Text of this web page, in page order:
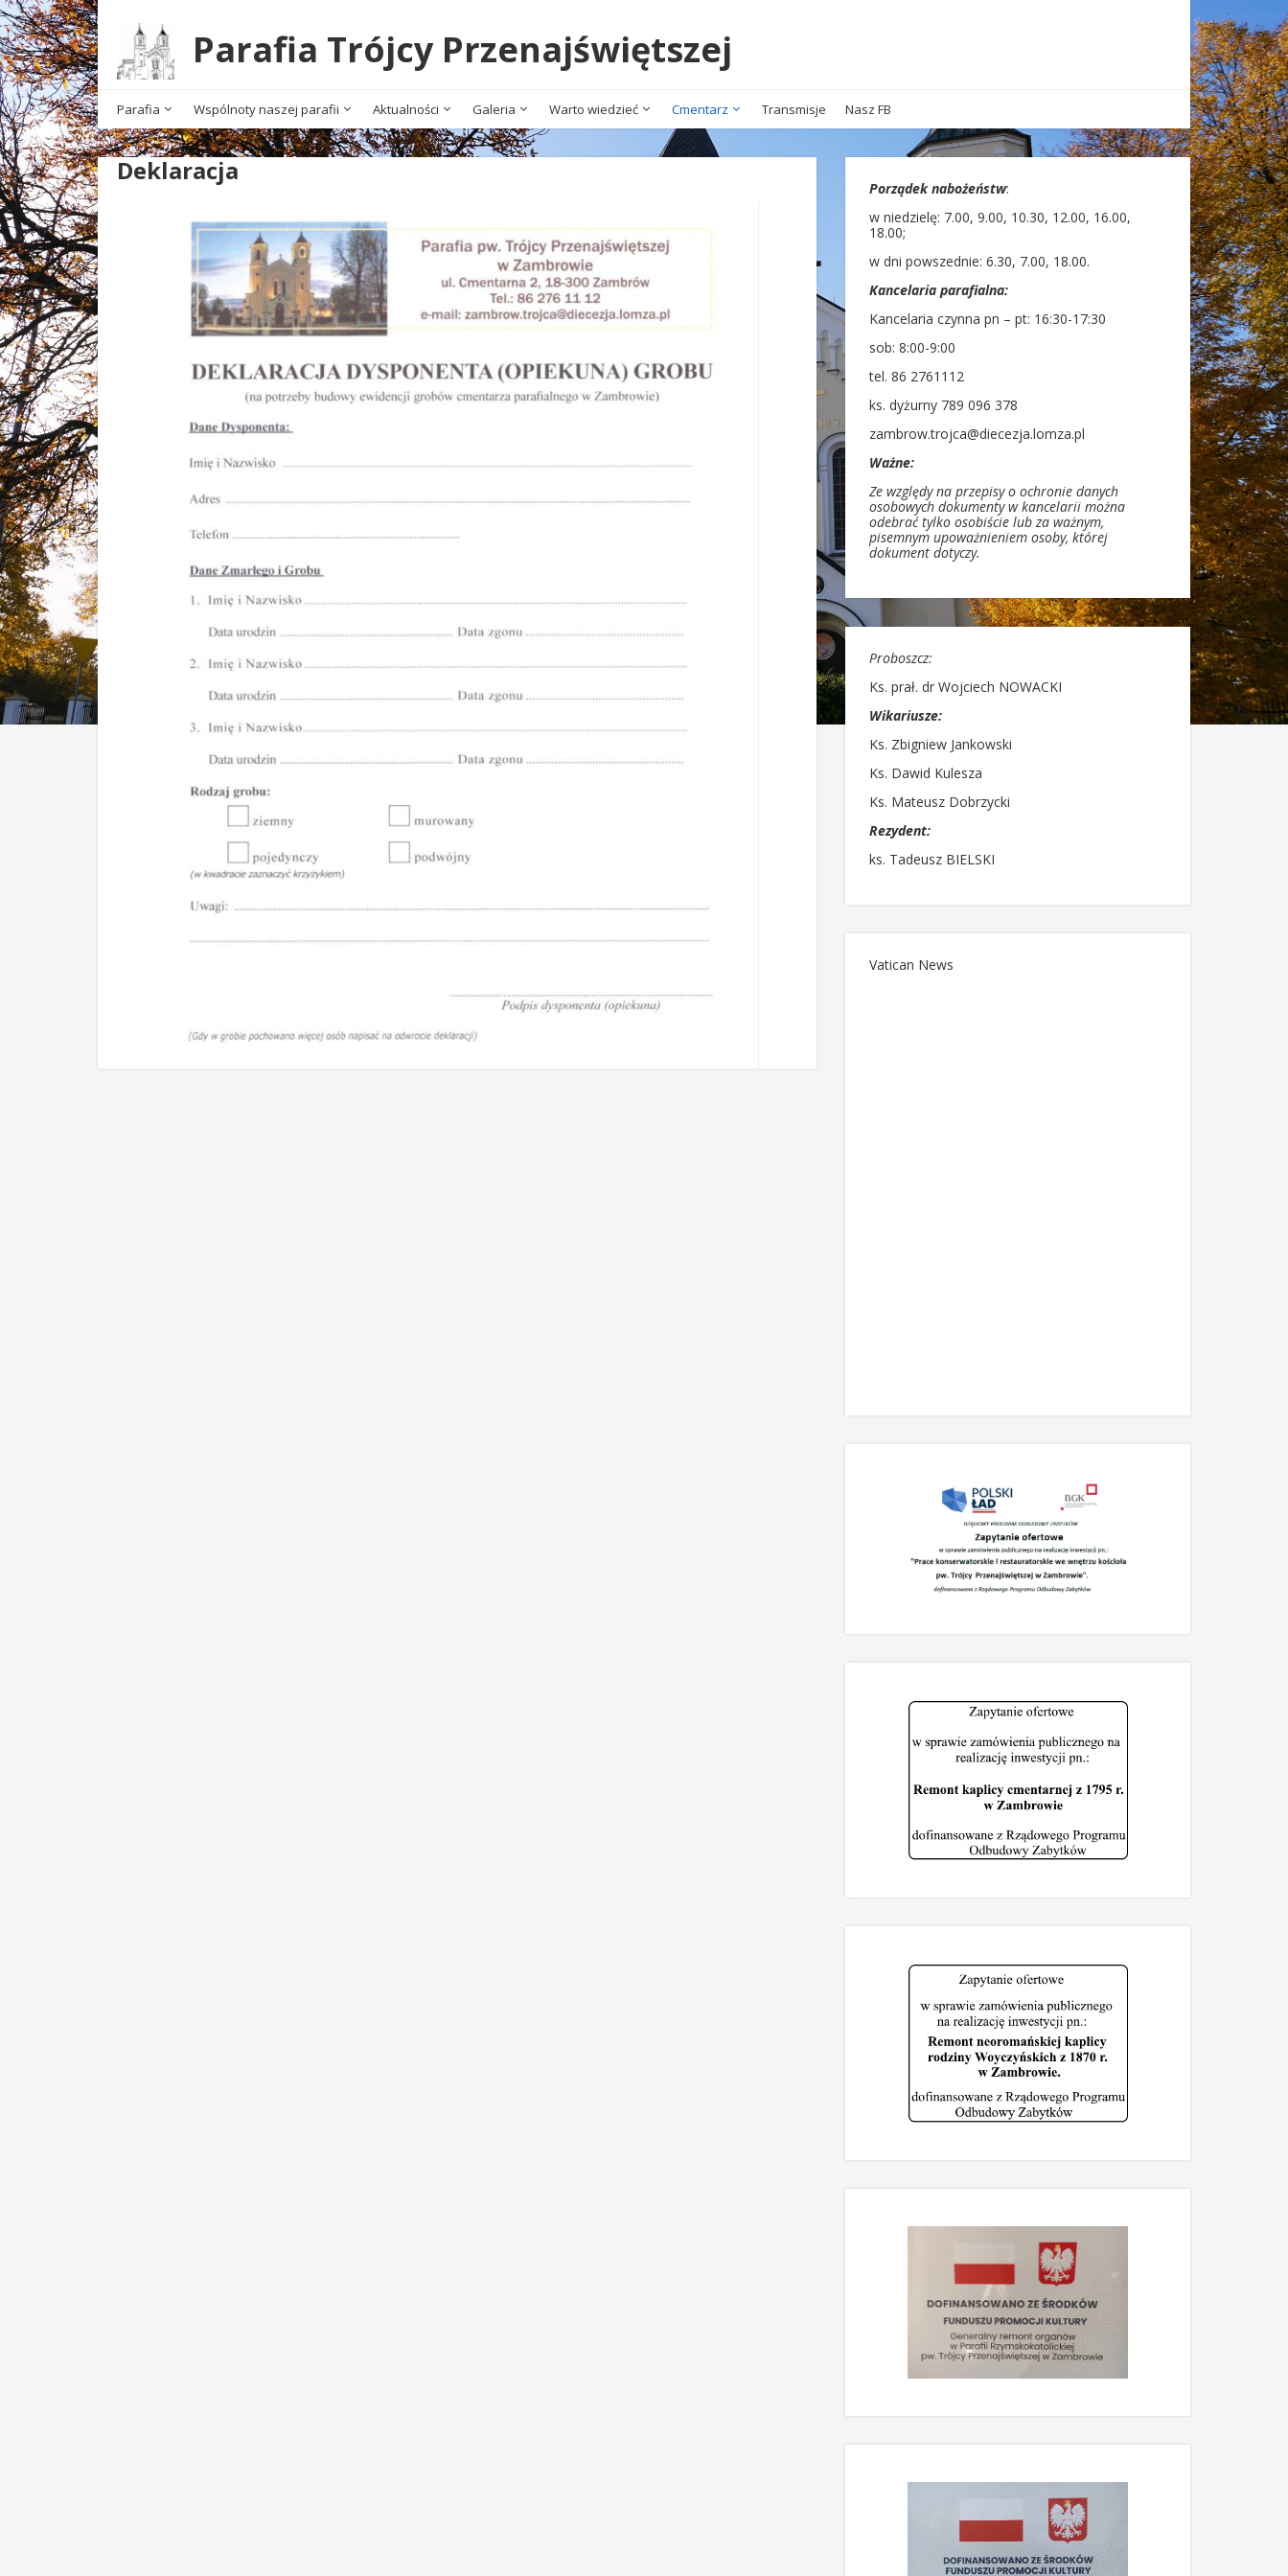
Parafia Trójcy Przenajświętszej
Parafia Wspólnoty naszej parafii Aktualności Galeria Warto wiedzieć Cmentarz Transmisje Nasz FB
Deklaracja
Porządek nabożeństw:
w niedzielę: 7.00, 9.00, 10.30, 12.00, 16.00,
18.00;
w dni powszednie: 6.30, 7.00, 18.00.
Kancelaria parafialna:
Kancelaria czynna pn – pt: 16:30-17:30
sob: 8:00-9:00
tel. 86 2761112
ks. dyżurny 789 096 378
zambrow.trojca@diecezja.lomza.pl
Ważne:
Ze względy na przepisy o ochronie danych
osobowych dokumenty w kancelarii można
odebrać tylko osobiście lub za ważnym,
pisemnym upoważnieniem osoby, której
dokument dotyczy.
Proboszcz:
Ks. prał. dr Wojciech NOWACKI
Wikariusze:
Ks. Zbigniew Jankowski
Ks. Dawid Kulesza
Ks. Mateusz Dobrzycki
Rezydent:
ks. Tadeusz BIELSKI
Vatican News